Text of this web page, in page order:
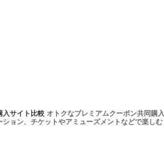
入サイト比較 オトクなプレミアムクーポン共同購
ョン、チケットやアミューズメントなどで楽し